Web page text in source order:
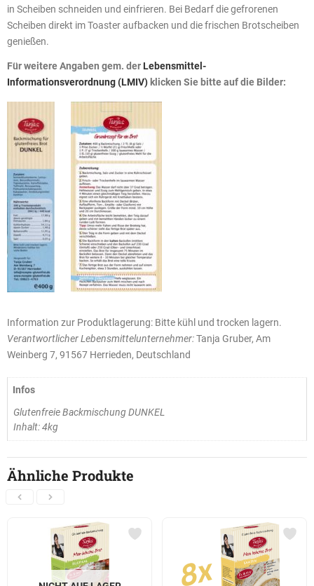
in Scheiben schneiden und einfrieren. Bei Bedarf die gefrorenen
Scheiben direkt im Toaster aufbacken und die frischen Brotscheiben
genießen.
Für weitere Angaben gem. der Lebensmittel-
Informationsverordnung (LMIV) klicken Sie bitte auf die Bilder:
Information zur Produktlagerung: Bitte kühl und trocken lagern.
Verantwortlicher Lebensmittelunternehmer:Tanja Gruber, Am
Weinberg 7, 91567 Herrieden, Deutschland
Infos
Glutenfreie Backmischung DUNKEL
Inhalt: 4kg
Ähnliche Produkte